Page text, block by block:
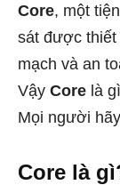
Core, một
sát được
mạch và an
Vậy Core là
Mọi người
Core là